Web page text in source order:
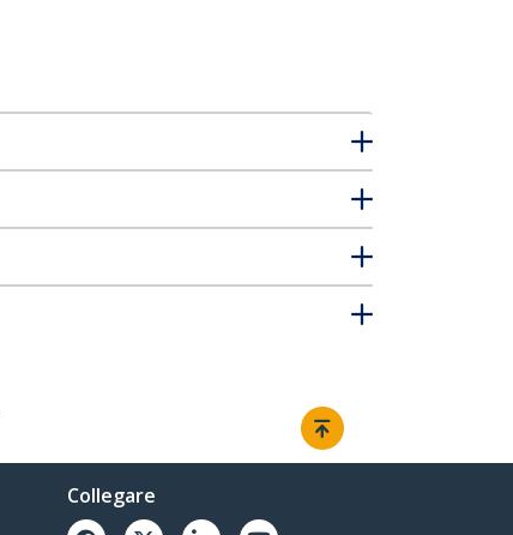
Collegare